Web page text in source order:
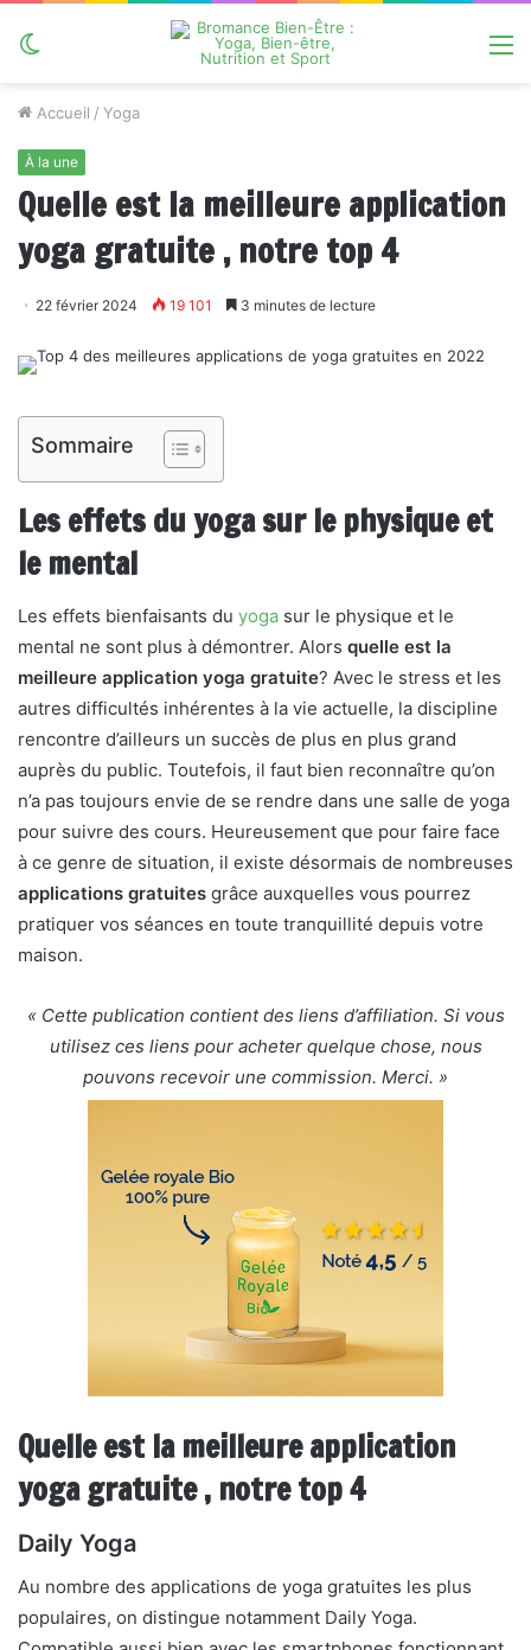
Accueil / Yoga
À la une
Quelle est la meilleure application
yoga gratuite , notre top 4
22 février 2024 19 101 3 minutes de lecture
Sommaire
Les effets du yoga sur le physique et
le mental
Les effets bienfaisants du yoga sur le physique et le
mental ne sont plus à démontrer. Alors quelle est la
meilleure application yoga gratuite? Avec le stress et les
autres difficultés inhérentes à la vie actuelle, la discipline
rencontre d’ailleurs un succès de plus en plus grand
auprès du public. Toutefois, il faut bien reconnaître qu’on
n’a pas toujours envie de se rendre dans une salle de yoga
pour suivre des cours. Heureusement que pour faire face
à ce genre de situation, il existe désormais de nombreuses
applications gratuites grâce auxquelles vous pourrez
pratiquer vos séances en toute tranquillité depuis votre
maison.
« Cette publication contient des liens d’affiliation. Si vous
utilisez ces liens pour acheter quelque chose, nous
pouvons recevoir une commission. Merci. »
Quelle est la meilleure application
yoga gratuite , notre top 4
Daily Yoga
Au nombre des applications de yoga gratuites les plus
populaires, on distingue notamment Daily Yoga.